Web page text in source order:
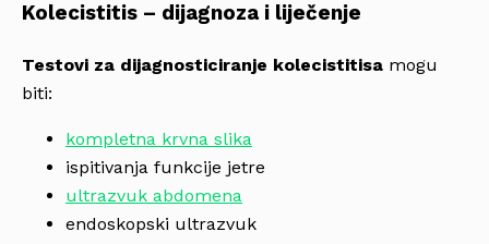
Kolecistitis – dijagnoza i liječenje
Testovi za dijagnosticiranje kolecistitisa mogu
biti:
kompletna krvna slika
ispitivanja funkcije jetre
ultrazvuk abdomena
endoskopski ultrazvuk